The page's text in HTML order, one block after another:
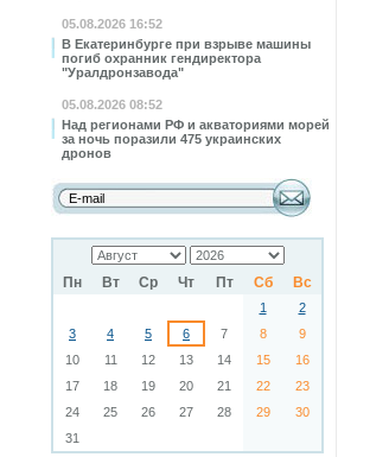
05.08.2026 16:52
В Екатеринбурге при взрыве машины
погиб охранник гендиректора
"Уралдронзавода"
05.08.2026 08:52
Над регионами РФ и акваториями морей
за ночь поразили 475 украинских
дронов
Пн Вт Ср Чт Пт Сб Вс
1
2
3
4 5 6 7 8
9
10
11 12 13 14 15
16
17
18 19 20 21 22
23
24
25 26 27 28 29
30
31